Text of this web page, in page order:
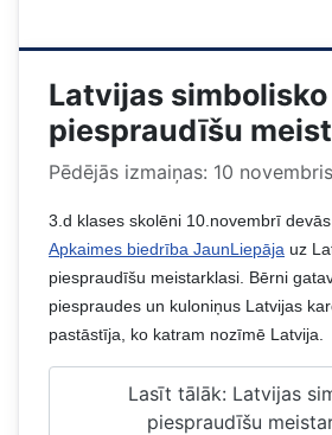
Latvijas simbolisko
piespraudīšu
Pēdējās izmaiņas: 10
3.d klases skolēni 10.novembrī
Apkaimes biedrība JaunLiepāja uz
piespraudīšu meistarklasi. Bērni
piespraudes un kuloniņus Latvijas
pastāstīja, ko katram nozīmē Latvija.
Lasīt tālāk: Latvijas
piespraudīšu